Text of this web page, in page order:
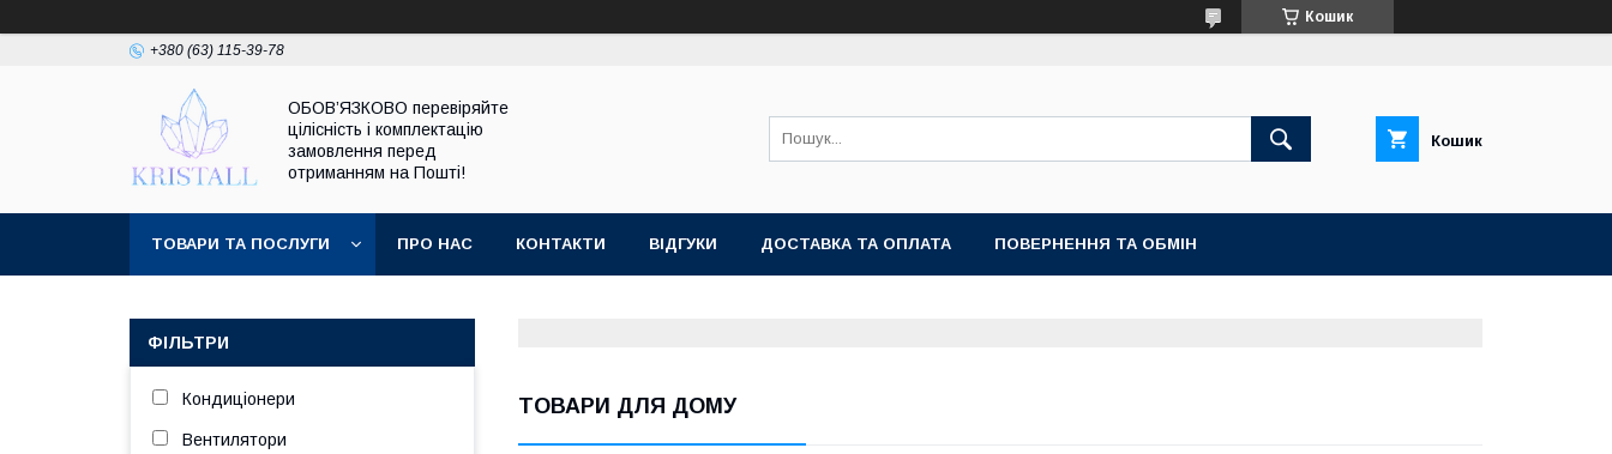
Кошик
+380 (63) 115-39-78
ОБОВ’ЯЗКОВО перевіряйте
цілісність і комплектацію
замовлення перед
отриманням на Пошті!
Кошик
ТОВАРИ ТА ПОСЛУГИ ПРО НАС КОНТАКТИ ВІДГУКИ ДОСТАВКА ТА ОПЛАТА ПОВЕРНЕННЯ ТА ОБМІН
ТОВАРИ ДЛЯ ДОМУ
ФІЛЬТРИ
Кондиціонери
Вентилятори